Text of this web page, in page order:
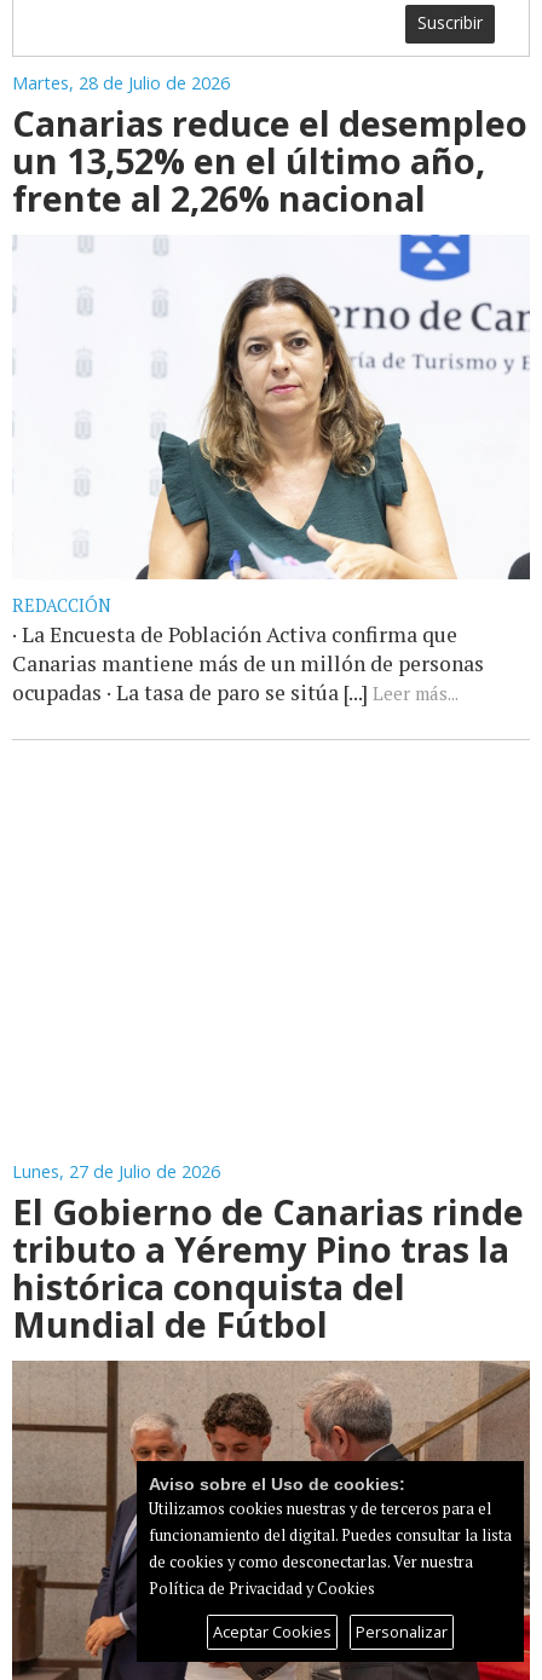
Suscribir
Martes, 28 de Julio de 2026
Canarias reduce el desempleo
un 13,52% en el último año,
frente al 2,26% nacional
REDACCIÓN
· La Encuesta de Población Activa confirma que
Canarias mantiene más de un millón de personas
ocupadas · La tasa de paro se sitúa [...] Leer más...
Lunes, 27 de Julio de 2026
El Gobierno de Canarias rinde
tributo a Yéremy Pino tras la
histórica conquista del
Mundial de Fútbol
Aviso sobre el Uso de cookies:
Utilizamos cookies nuestras y de terceros para el
funcionamiento del digital. Puedes consultar la lista
de cookies y como desconectarlas.Ver nuestra
Política de Privacidad y Cookies
Aceptar Cookies Personalizar